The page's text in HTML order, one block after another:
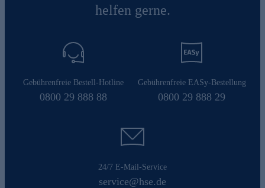
helfen gerne.
Gebührenfreie Bestell-Hotline
0800 29 888 88
Gebührenfreie EASy-Bestellung
0800 29 888 29
24/7 E-Mail-Service
service@hse.de